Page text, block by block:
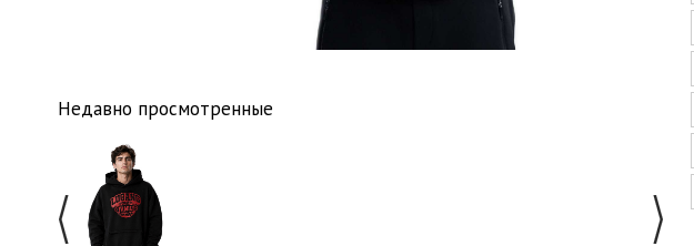
Недавно просмотренные